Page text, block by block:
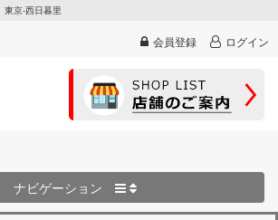
東京-西日暮里
会員登録 ログイン
ナビゲーション